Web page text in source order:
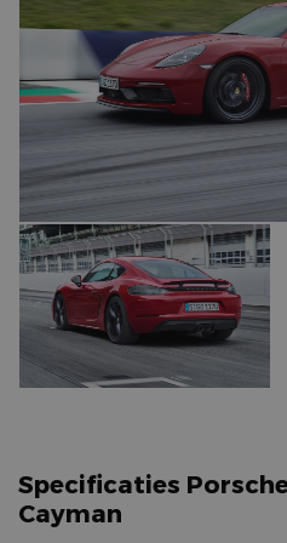
Specificaties
Cayman